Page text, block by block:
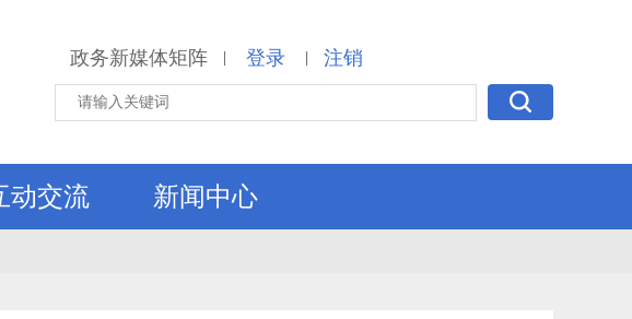
政务新媒体矩阵 | 登录 | 注销
动交流 新闻中心